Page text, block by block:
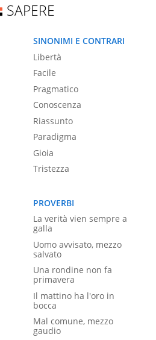
SAPERE
SINONIMI E CONTRARI
Libertà
Facile
Pragmatico
Conoscenza
Riassunto
Paradigma
Gioia
Tristezza
PROVERBI
La verità vien sempre a
galla
Uomo avvisato, mezzo
salvato
Una rondine non fa
primavera
Il mattino ha l'oro in
bocca
Mal comune, mezzo
gaudio